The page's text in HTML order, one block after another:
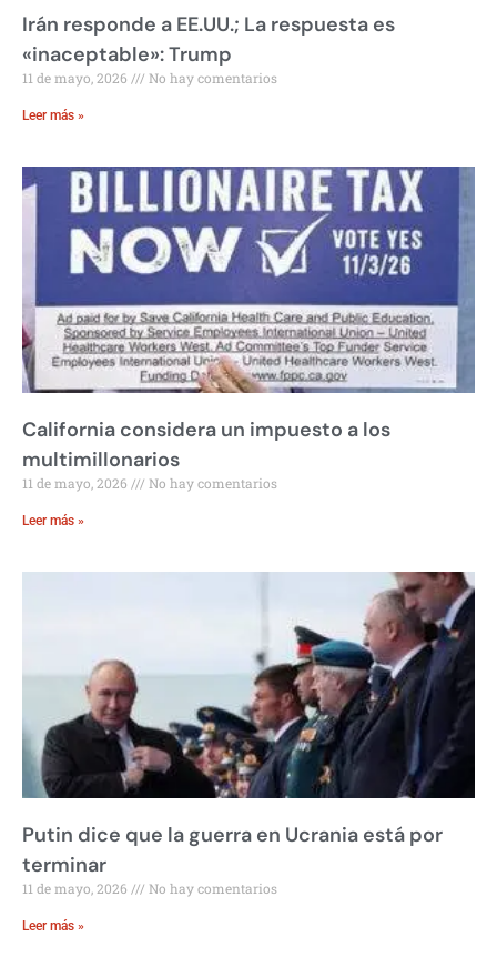
Irán responde a EE.UU.; La respuesta es
«inaceptable»: Trump
11 de mayo, 2026 No hay comentarios
Leer más »
California considera un impuesto a los
multimillonarios
11 de mayo, 2026 No hay comentarios
Leer más »
Putin dice que la guerra en Ucrania está por
terminar
11 de mayo, 2026 No hay comentarios
Leer más »